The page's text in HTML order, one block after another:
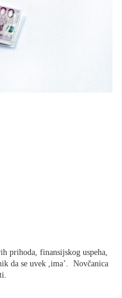
prihoda, finansijskog uspeha,
da se uvek ,ima’. Novčanica